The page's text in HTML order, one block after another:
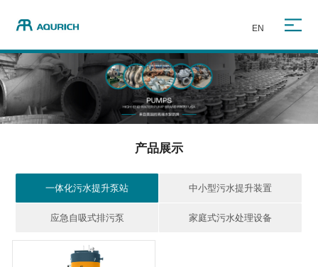
EN
产品展示
一体化污水提升泵站 中小型污水提升装置
应急自吸式排污泵 家庭式污水处理设备